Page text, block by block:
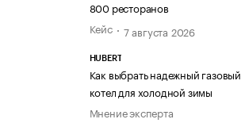
800 ресторанов
Кейс
7 августа 2026
HUBERT
Как выбрать надежный газовый
котел для холодной зимы
Мнение эксперта